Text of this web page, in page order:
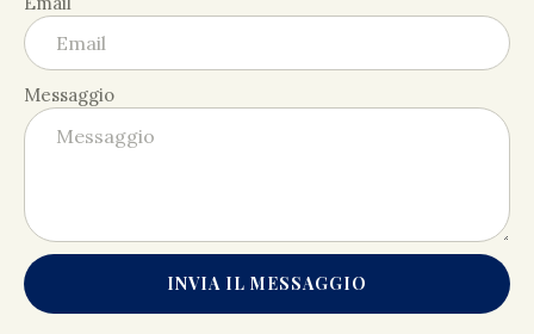
Messaggio
INVIA IL MESSAGGIO